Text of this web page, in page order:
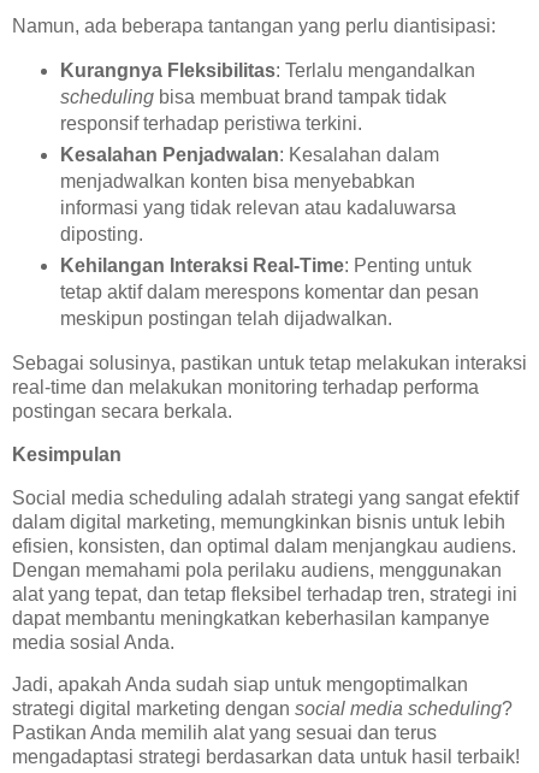
Namun, ada beberapa tantangan yang perlu diantisipasi:
Kurangnya Fleksibilitas: Terlalu mengandalkan
schedulingbisa membuat brand tampak tidak
responsif terhadap peristiwa terkini.
Kesalahan Penjadwalan: Kesalahan dalam
menjadwalkan konten bisa menyebabkan
informasi yang tidak relevan atau kadaluwarsa
diposting.
Kehilangan Interaksi Real-Time: Penting untuk
tetap aktif dalam merespons komentar dan pesan
meskipun postingan telah dijadwalkan.
Sebagai solusinya, pastikan untuk tetap melakukan interaksi
real-time dan melakukan monitoring terhadap performa
postingan secara berkala.
Kesimpulan
Social media scheduling adalah strategi yang sangat efektif
dalam digital marketing, memungkinkan bisnis untuk lebih
efisien, konsisten, dan optimal dalam menjangkau audiens.
Dengan memahami pola perilaku audiens, menggunakan
alat yang tepat, dan tetap fleksibel terhadap tren, strategi ini
dapat membantu meningkatkan keberhasilan kampanye
media sosial Anda.
Jadi, apakah Anda sudah siap untuk mengoptimalkan
strategi digital marketing dengan social media scheduling?
Pastikan Anda memilih alat yang sesuai dan terus
mengadaptasi strategi berdasarkan data untuk hasil terbaik!